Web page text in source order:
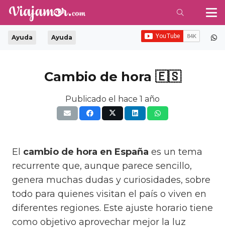
Ayuda Ayuda
Cambio de hora 🇪🇸​
Publicado el hace 1 año
El cambio de hora en España es un tema
recurrente que, aunque parece sencillo,
genera muchas dudas y curiosidades, sobre
todo para quienes visitan el país o viven en
diferentes regiones. Este ajuste horario tiene
como objetivo aprovechar mejor la luz